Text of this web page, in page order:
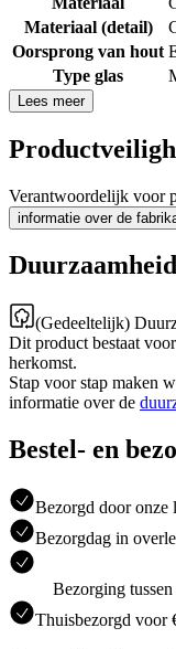
Materiaal (detail)
Oorsprong van hout
Type glas
Lees meer
Verantwoordelijk voor
informatie over de
Duurzaamheid
(Gedeeltelijk)
Dit product bestaat
herkomst.
Stap voor stap maken
informatie over de
Bestel- en
Bezorgd door onze
Bezorgdag in
Bezorging
Thuisbezorgd voor